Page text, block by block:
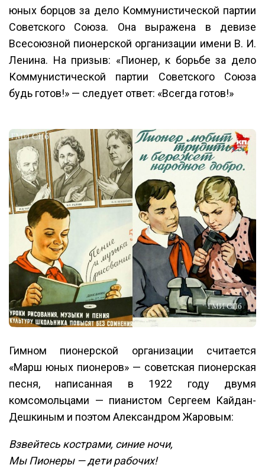
юных борцов за дело Коммунистической партии
Советского Союза. Она выражена в девизе
Всесоюзной пионерской организации имени В. И.
Ленина. На призыв: «Пионер, к борьбе за дело
Коммунистической партии Советского Союза
будь готов!» — следует ответ: «Всегда готов!»
Гимном пионерской организации считается
«Марш юных пионеров» — советская пионерская
песня, написанная в 1922 году двумя
комсомольцами — пианистом Сергеем Кайдан-
Дешкиным и поэтом Александром Жаровым:
Взвейтесь кострами, синие ночи,
Мы Пионеры — дети рабочих!